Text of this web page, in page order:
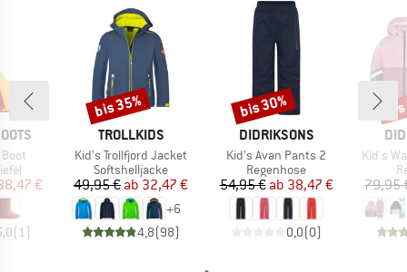
Preis
€
(1 )
MARKE
TROLLKIDS
Artikel
Kid's Trollfjord Jacket
Produktgruppe
Softshelljacke
Preis
49,95 € reduzierter Preis
ab 32,47 €
+6
4,8(98)
Rabatt
bis 35%
MARKE
DIDRIKSONS
Artikel
Kid's Avan Pants 2
Produktgruppe
Regenhose
Preis
54,95 € reduzierter Preis
ab 38,47 €
0,0(0)
Rabatt
bis 30%
Artikel
Kid's
79,95